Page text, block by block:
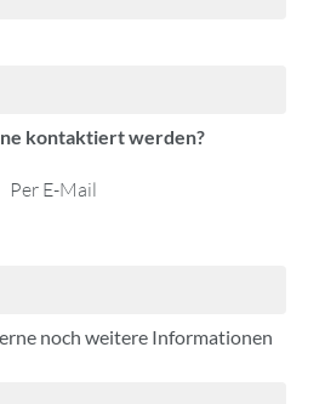
kontaktiert werden?
Per E-Mail
noch weitere Informationen